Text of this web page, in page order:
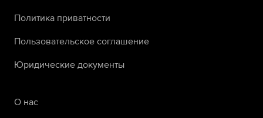
Политика приватности
Пользовательское соглашение
Юридические документы
О нас